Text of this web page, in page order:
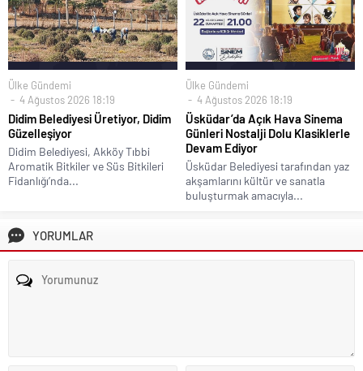
Ülke Gündemi
4 Ağustos 2026 18:19
Didim Belediyesi Üretiyor, Didim
Güzelleşiyor
Didim Belediyesi, Akköy Tıbbi
Aromatik Bitkiler ve Süs Bitkileri
Fidanlığı’nda...
Ülke Gündemi
4 Ağustos 2026 18:19
Üsküdar’da Açık Hava Sinema
Günleri Nostalji Dolu Klasiklerle
Devam Ediyor
Üsküdar Belediyesi tarafından yaz
akşamlarını kültür ve sanatla
buluşturmak amacıyla...
YORUMLAR